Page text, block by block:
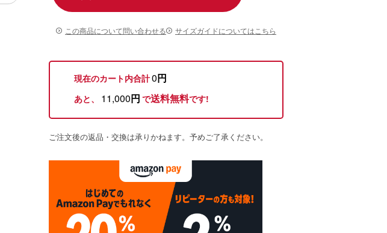
現在のカート内合計0円
あと、 11,000円 で送料無料です!
この商品について問い合わせる サイズガイドについてはこちら
ご注文後の返品・交換は承りかねます。予めご了承ください。